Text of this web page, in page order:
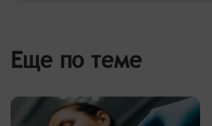
Еще по теме